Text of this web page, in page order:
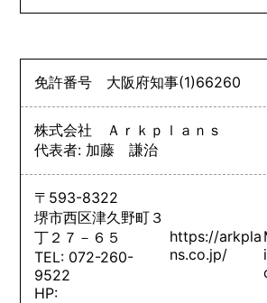
免許番号 大阪府知事(1)66260
株式会社 Ａｒｋｐｌａｎｓ
代表者: 加藤 謙治
〒593-8322
堺市西区津久野町３
丁２７－６５
TEL: 072-260-
9522
HP:
https://arkpla
ns.co.jp/